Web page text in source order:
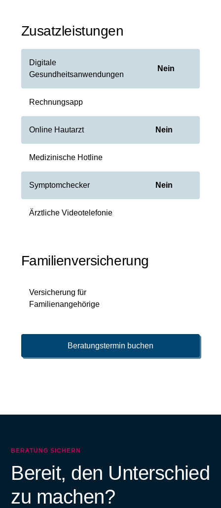
Zusatzleistungen
Digitale
Gesundheitsanwendungen
Nein
Rechnungsapp
Online Hautarzt Nein
Medizinische Hotline
Symptomchecker Nein
Ärztliche Videotelefonie
Familienversicherung
Versicherung für
Familienangehörige
Beratungstermin buchen
BERATUNG SICHERN
Bereit, den Unterschied
zu machen?